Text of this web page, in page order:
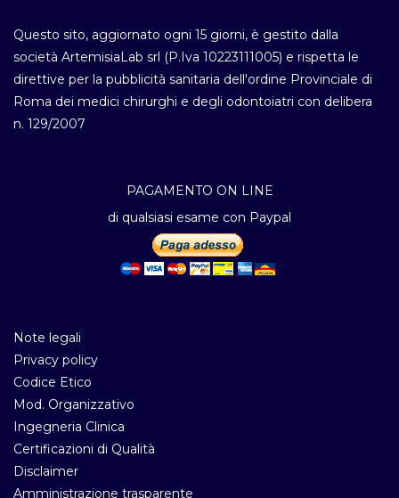
Questo sito, aggiornato ogni 15 giorni, è gestito dalla
società ArtemisiaLab srl (P.Iva 10223111005) e rispetta le
direttive per la pubblicità sanitaria dell'ordine Provinciale di
Roma dei medici chirurghi e degli odontoiatri con delibera
n. 129/2007
PAGAMENTO ON LINE
di qualsiasi esame con Paypal
Note legali
Privacy policy
Codice Etico
Mod. Organizzativo
Ingegneria Clinica
Certificazioni di Qualità
Disclaimer
Amministrazione trasparente